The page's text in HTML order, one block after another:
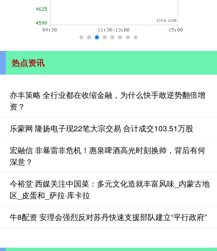
热点资讯
亦丰策略 全行业都在收缩金融，为什么快手敢逆势翻倍增
资？
乐蒙网 隆扬电子现22笔大宗交易 合计成交103.51万股
宏融信 非暴雷非危机！惠泉啤酒高光时刻换帅，背后有何
深意？
今裕堂 西媒关注中国菜：多元文化造就丰富风味_内蒙古地
区_皮蛋和_萨拉·库卡拉
牛8配资 安理会强烈反对苏丹快速支援部队建立“平行政府”